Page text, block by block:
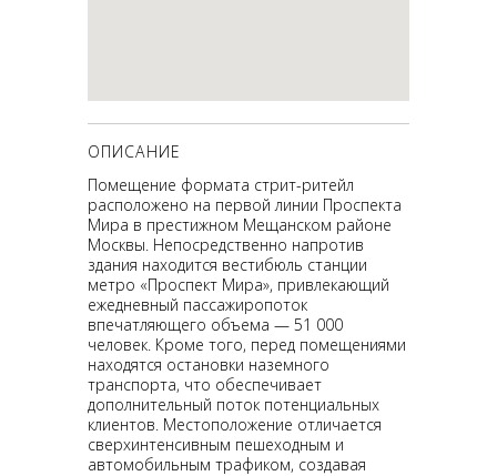
ОПИСАНИЕ
Помещение формата стрит-ритейл
расположено на первой линии Проспекта
Мира в престижном Мещанском районе
Москвы. Непосредственно напротив
здания находится вестибюль станции
метро «Проспект Мира», привлекающий
ежедневный пассажиропоток
впечатляющего объема — 51 000
человек. Кроме того, перед помещениями
находятся остановки наземного
транспорта, что обеспечивает
дополнительный поток потенциальных
клиентов. Местоположение отличается
сверхинтенсивным пешеходным и
автомобильным трафиком, создавая